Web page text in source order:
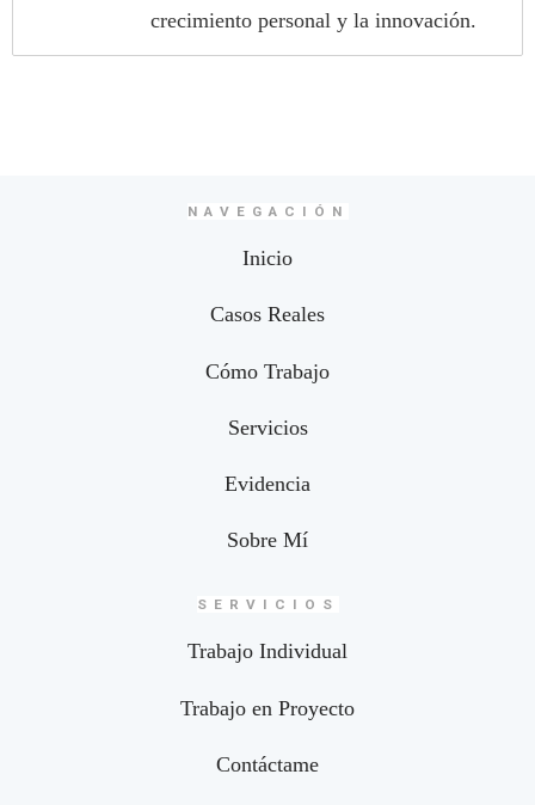
crecimiento personal y la innovación.
NAVEGACIÓN
Inicio
Casos Reales
Cómo Trabajo
Servicios
Evidencia
Sobre Mí
SERVICIOS
Trabajo Individual
Trabajo en Proyecto
Contáctame